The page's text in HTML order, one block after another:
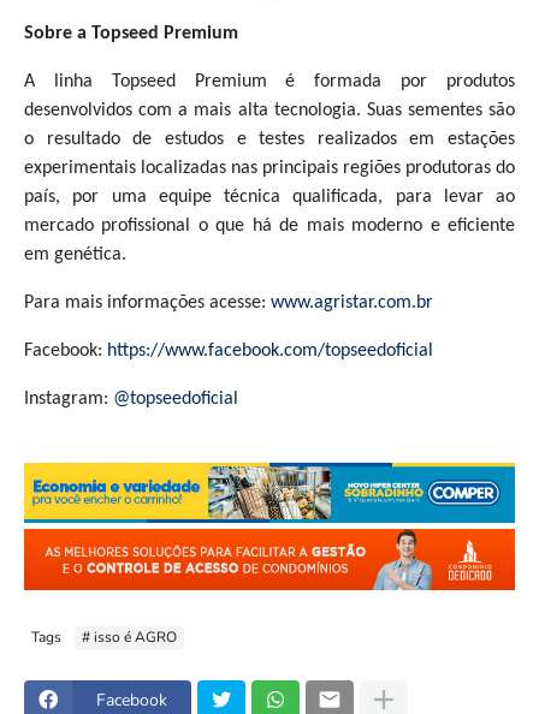
Sobre a Topseed Premium
A linha Topseed Premium é formada por produtos
desenvolvidos com a mais alta tecnologia. Suas sementes são
o resultado de estudos e testes realizados em estações
experimentais localizadas nas principais regiões produtoras do
país, por uma equipe técnica qualificada, para levar ao
mercado profissional o que há de mais moderno e eficiente
em genética.
Para mais informações acesse: www.agristar.com.br
Facebook: https://www.facebook.com/topseedoficial
Instagram: @topseedoficial
Tags # isso é AGRO
Facebook